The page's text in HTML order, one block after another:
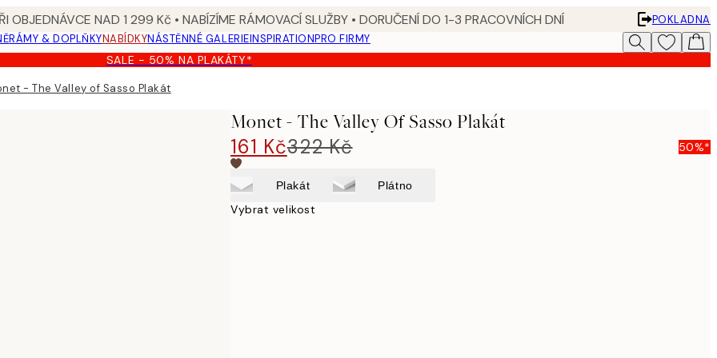
OBJEDNÁVCE NAD 1 299 Kč • NABÍZÍME RÁMOVACÍ SLUŽBY • DORUČENÍ DO 1-3 PRACOVNÍCH DNÍ
POKLADNA
RÁMY & DOPLŇKYNABÍDKYNÁSTĚNNÉ GALERIEINSPIRATIONPRO FIRMY
SALE - 50% NA PLAKÁTY*
- The Valley of Sasso Plakát
Monet - The Valley Of Sasso Plakát
161 Kč322 Kč 50%*
Plakát Plátno
Vybrat velikost